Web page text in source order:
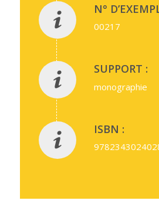
N°
00217
SUPPORT :
monographie
ISBN :